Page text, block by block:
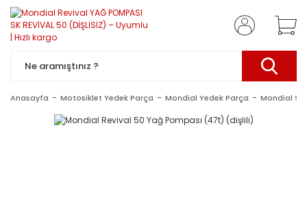
Anasayfa Motosiklet Yedek Parça Mondial Yedek Parça Mondial